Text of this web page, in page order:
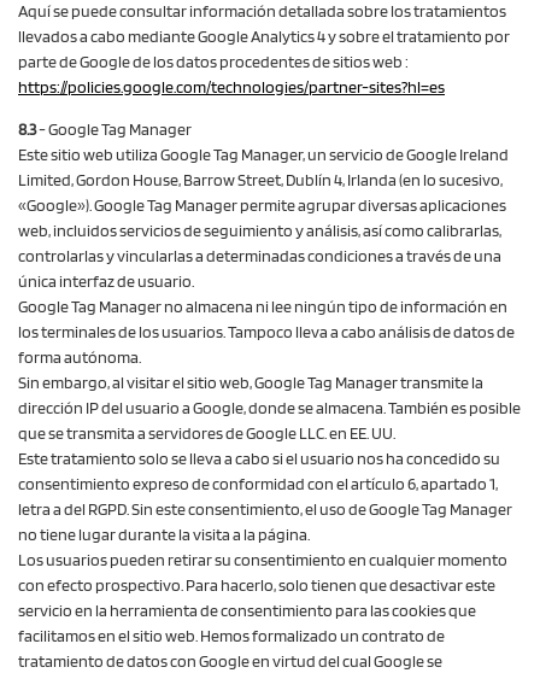
Aquí se puede consultar información detallada sobre los tratamientos
llevados a cabo mediante Google Analytics 4 y sobre el tratamiento por
parte de Google de los datos procedentes de sitios web :
https://policies.google.com/technologies/partner-sites?hl=es
8.3- Google Tag Manager
Este sitio web utiliza Google Tag Manager, un servicio de Google Ireland
Limited, Gordon House, Barrow Street, Dublín 4, Irlanda (en lo sucesivo,
«Google»). Google Tag Manager permite agrupar diversas aplicaciones
web, incluidos servicios de seguimiento y análisis, así como calibrarlas,
controlarlas y vincularlas a determinadas condiciones a través de una
única interfaz de usuario.
Google Tag Manager no almacena ni lee ningún tipo de información en
los terminales de los usuarios. Tampoco lleva a cabo análisis de datos de
forma autónoma.
Sin embargo, al visitar el sitio web, Google Tag Manager transmite la
dirección IP del usuario a Google, donde se almacena. También es posible
que se transmita a servidores de Google LLC. en EE. UU.
Este tratamiento solo se lleva a cabo si el usuario nos ha concedido su
consentimiento expreso de conformidad con el artículo 6, apartado 1,
letra a del RGPD. Sin este consentimiento, el uso de Google Tag Manager
no tiene lugar durante la visita a la página.
Los usuarios pueden retirar su consentimiento en cualquier momento
con efecto prospectivo. Para hacerlo, solo tienen que desactivar este
servicio en la herramienta de consentimiento para las cookies que
facilitamos en el sitio web. Hemos formalizado un contrato de
tratamiento de datos con Google en virtud del cual Google se